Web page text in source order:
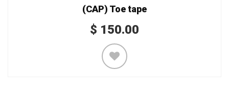
(CAP) Toe tape
$ 150.00